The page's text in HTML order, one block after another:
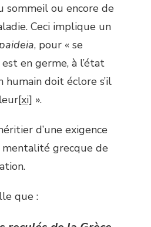
sommeil ou encore de
Ceci implique un
, pour « se
en germe, à l’état
doit éclore s’il
[xi] ».
d’une exigence
grecque de
que :